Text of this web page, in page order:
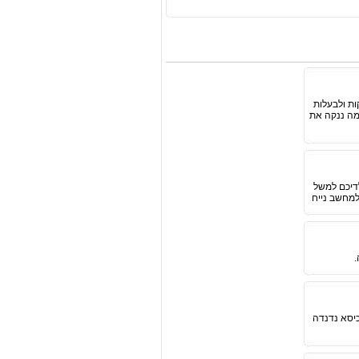
ולבעלות
ננקה את
למשל
נייח
כיסא נדנדה